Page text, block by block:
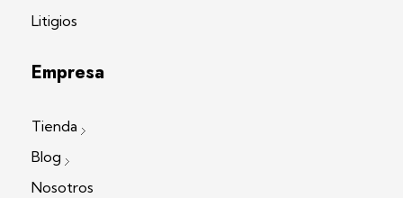
Litigios
Empresa
Tienda
Blog
Nosotros